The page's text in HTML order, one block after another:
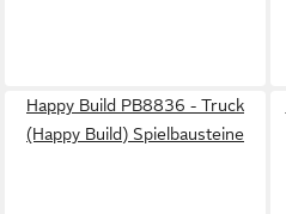
Happy Build PB8836 - Truck
(Happy Build) Spielbausteine